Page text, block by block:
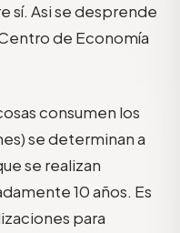
sí. Asi se desprende
de Economía
consumen los
se determinan a
se realizan
10 años. Es
para